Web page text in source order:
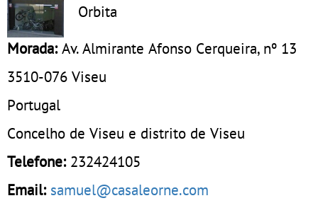
Orbita
Morada: Av. Almirante Afonso Cerqueira, nº 13
3510-076 Viseu
Portugal
Concelho de Viseu e distrito de Viseu
Telefone: 232424105
Email: samuel@casaleorne.com